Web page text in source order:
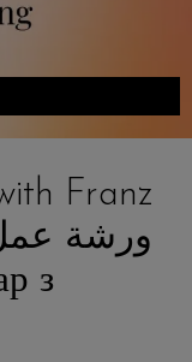
Franz
з